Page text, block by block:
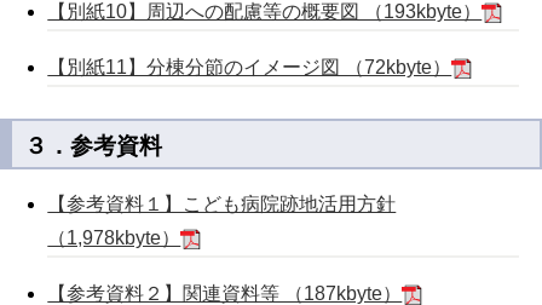
【別紙10】周辺への配慮等の概要図 （193kbyte）
【別紙11】分棟分節のイメージ図 （72kbyte）
３．参考資料
【参考資料１】こども病院跡地活用方針
（1,978kbyte）
【参考資料２】関連資料等 （187kbyte）